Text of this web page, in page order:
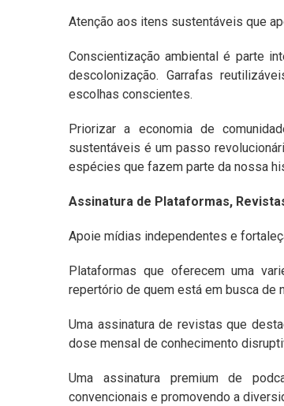
Atenção aos itens sustentáveis que
Conscientização ambiental é parte
descolonização. Garrafas
escolhas conscientes.
Priorizar a economia de
sustentáveis é um passo
espécies que fazem parte da nossa
Assinatura de Plataformas,
Apoie mídias independentes e
Plataformas que oferecem uma
repertório de quem está em busca de
Uma assinatura de revistas que
dose mensal de conhecimento
Uma assinatura premium de
convencionais e promovendo a